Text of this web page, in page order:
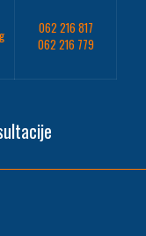
062 216 817
062 216 779